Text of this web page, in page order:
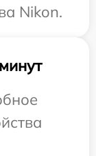
Nikon.